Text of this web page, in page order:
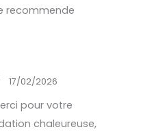
recommende
17/02/2026
pour votre
chaleureuse,